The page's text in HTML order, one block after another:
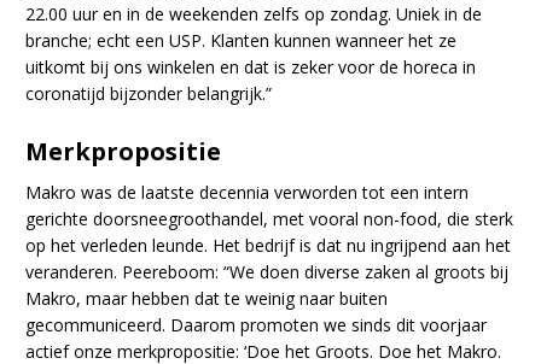
22.00 uur en in de weekenden zelfs op zondag. Uniek in de
branche; echt een USP. Klanten kunnen wanneer het ze
uitkomt bij ons winkelen en dat is zeker voor de horeca in
coronatijd bijzonder belangrijk.”
Merkpropositie
Makro was de laatste decennia verworden tot een intern
gerichte doorsneegroothandel, met vooral non-food, die sterk
op het verleden leunde. Het bedrijf is dat nu ingrijpend aan het
veranderen. Peereboom: “We doen diverse zaken al groots bij
Makro, maar hebben dat te weinig naar buiten
gecommuniceerd. Daarom promoten we sinds dit voorjaar
actief onze merkpropositie: ‘Doe het Groots. Doe het Makro.